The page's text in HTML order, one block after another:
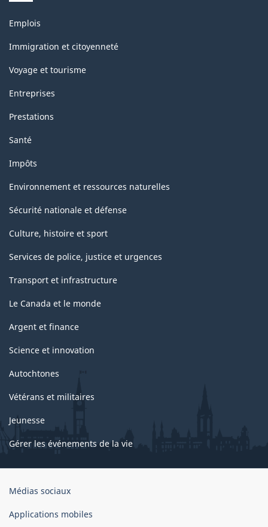
2020
-
Structure
de
Thèmes
sujets
Emplois
Immigration et citoyenneté
Voyage et tourisme
Entreprises
Prestations
Santé
Impôts
Environnement et ressources naturelles
Sécurité nationale et défense
Culture, histoire et sport
Services de police, justice et urgences
Transport et infrastructure
Le Canada et le monde
Argent et finance
Science et innovation
Autochtones
Vétérans et militaires
Jeunesse
Gérer les événements de la vie
Organisation
gouvernement
Médias sociaux
Applications mobiles